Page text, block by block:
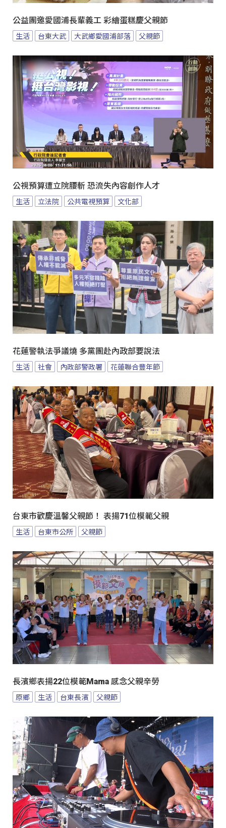
公益團邀愛國浦長輩義工 彩繪蛋糕慶父親節
生活 台東大武 大武鄉愛國浦部落 父親節
公視預算遭立院腰斬 恐流失內容創作人才
生活 立法院 公共電視預算 文化部
花蓮警執法爭議燒 多黨團赴內政部要說法
生活 社會 內政部警政署 花蓮聯合豐年節
台東市歡慶溫馨父親節！ 表揚71位模範父親
生活 台東市公所 父親節
長濱鄉表揚22位模範Mama 感念父親辛勞
原鄉 生活 台東長濱 父親節